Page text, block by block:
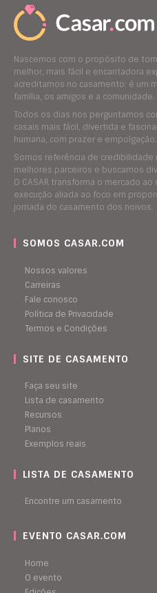
Nascemos com o propósito de
melhor, mais fácil e encantadora
acreditamos no casamento: é um
família, os amigos e a comunidade.
Todos os dias nos perguntamos
casais mais fácil, divertida e
humana, com prazer e empolgação.
Somos referência de
melhores parceiros e buscamos
O CASAR transforma o mercado
execução aliada ao foco em
jornada do casamento dos noivos.
SOMOS CASAR.COM
Nossos valores
Carreiras
Fale conosco
Política de Privacidade
Termos e Condições
SITE DE CASAMENTO
Faça seu site
Lista de casamento
Recursos
Planos
Exemplos reais
LISTA DE CASAMENTO
Encontre um casamento
EVENTO CASAR.COM
Home
O evento